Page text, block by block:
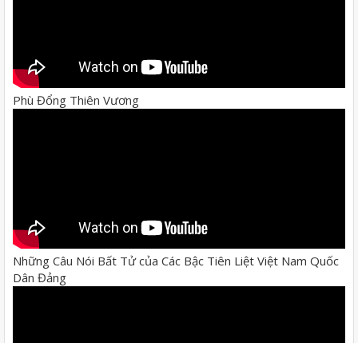
Phù Đổng Thiên Vương
Những Câu Nói Bất Tử của Các Bậc Tiên Liệt Việt Nam Quốc
Dân Đảng